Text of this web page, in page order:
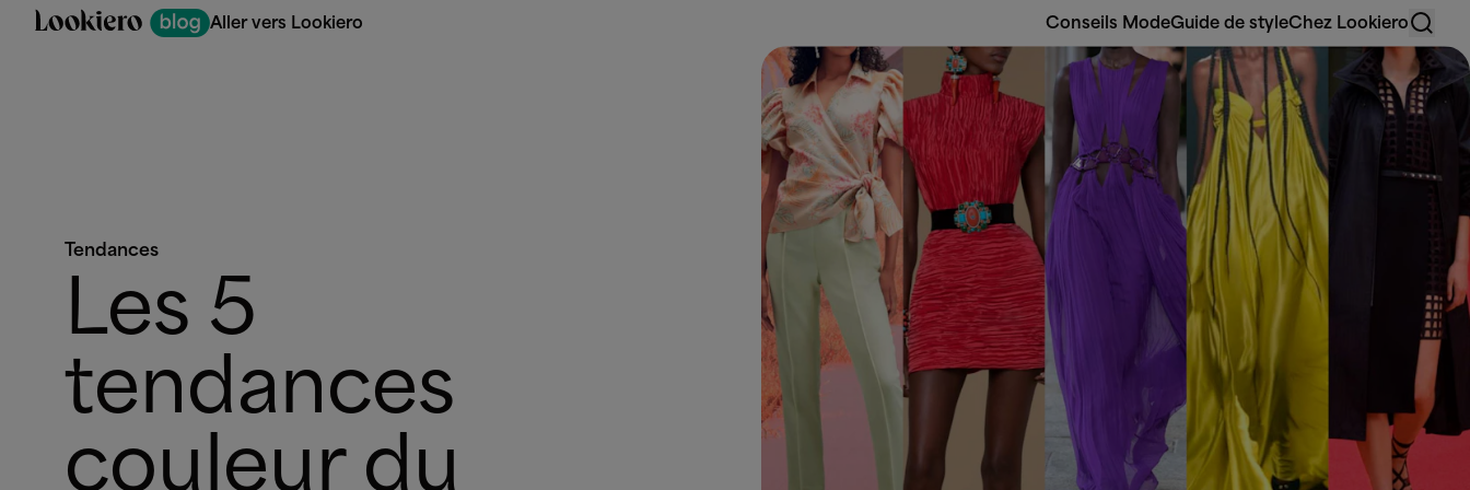
Aller vers Lookiero Conseils ModeGuide de styleChez Lookiero
Tendances
Les 5
tendances
couleur du